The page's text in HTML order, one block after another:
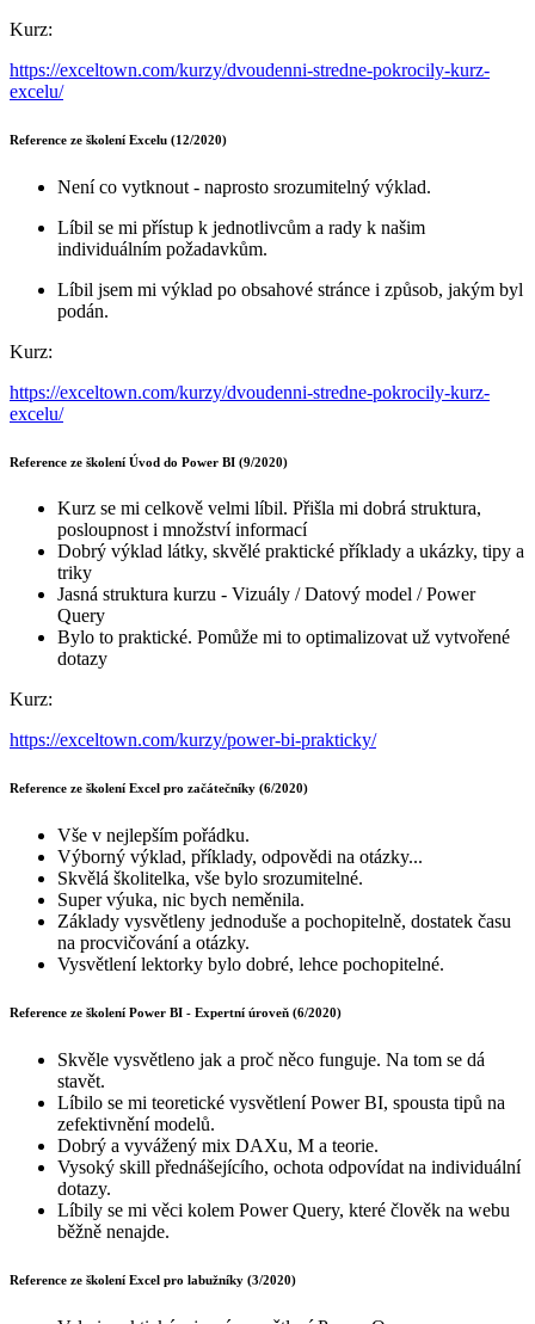
Kurz:
https://exceltown.com/kurzy/dvoudenni-stredne-pokrocily-kurz-
excelu/
Reference ze školení Excelu (12/2020)
Není co vytknout - naprosto srozumitelný výklad.
Líbil se mi přístup k jednotlivcům a rady k našim
individuálním požadavkům.
Líbil jsem mi výklad po obsahové stránce i způsob, jakým byl
podán.
Kurz:
https://exceltown.com/kurzy/dvoudenni-stredne-pokrocily-kurz-
excelu/
Reference ze školení Úvod do Power BI (9/2020)
Kurz se mi celkově velmi líbil. Přišla mi dobrá struktura,
posloupnost i množství informací
Dobrý výklad látky, skvělé praktické příklady a ukázky, tipy a
triky
Jasná struktura kurzu - Vizuály / Datový model / Power
Query
Bylo to praktické. Pomůže mi to optimalizovat už vytvořené
dotazy
Kurz:
https://exceltown.com/kurzy/power-bi-prakticky/
Reference ze školení Excel pro začátečníky (6/2020)
Vše v nejlepším pořádku.
Výborný výklad, příklady, odpovědi na otázky...
Skvělá školitelka, vše bylo srozumitelné.
Super výuka, nic bych neměnila.
Základy vysvětleny jednoduše a pochopitelně, dostatek času
na procvičování a otázky.
Vysvětlení lektorky bylo dobré, lehce pochopitelné.
Reference ze školení Power BI - Expertní úroveň (6/2020)
Skvěle vysvětleno jak a proč něco funguje. Na tom se dá
stavět.
Líbilo se mi teoretické vysvětlení Power BI, spousta tipů na
zefektivnění modelů.
Dobrý a vyvážený mix DAXu, M a teorie.
Vysoký skill přednášejícího, ochota odpovídat na individuální
dotazy.
Líbily se mi věci kolem Power Query, které člověk na webu
běžně nenajde.
Reference ze školení Excel pro labužníky (3/2020)